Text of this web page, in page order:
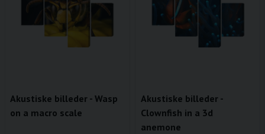
Akustiske billeder - Wasp
on a macro scale
Akustiske billeder -
Clownfish in a 3d
anemone